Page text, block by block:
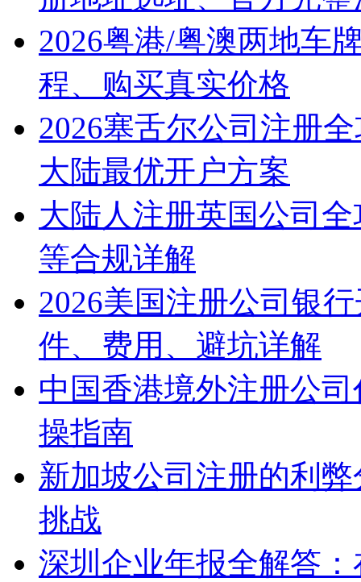
2026粤港/粤澳两地车
程、购买真实价格
2026塞舌尔公司注册
大陆最优开户方案
大陆人注册英国公司
等合规详解
2026美国注册公司银
件、费用、避坑详解
中国香港境外注册公
操指南
新加坡公司注册的利
挑战
深圳企业年报全解答